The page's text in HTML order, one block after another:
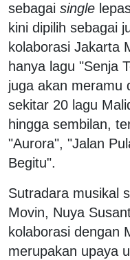
sebagai single
kini dipilih sebagai
kolaborasi Jakarta
hanya lagu "Senja
juga akan meramu
sekitar 20 lagu
hingga sembilan,
"Aurora", "Jalan
Begitu".
Sutradara musikal
Movin, Nuya
kolaborasi dengan
merupakan upaya